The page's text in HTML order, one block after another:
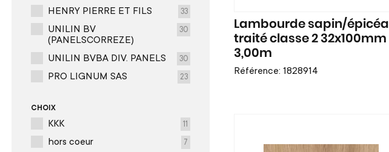
HENRY PIERRE ET FILS 33
UNILIN BV
(PANELSCORREZE)
30
UNILIN BVBA DIV. PANELS 30
PRO LIGNUM SAS 23
CHOIX
KKK 11
hors coeur 7
Lambourde sapin/épicéa
traité classe 2 32x100mm
3,00m
Référence: 1828914